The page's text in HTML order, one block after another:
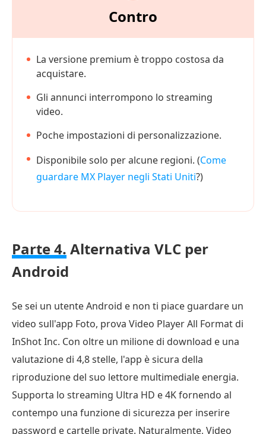
Contro
La versione premium è troppo costosa da
acquistare.
Gli annunci interrompono lo streaming
video.
Poche impostazioni di personalizzazione.
Disponibile solo per alcune regioni. (Come
guardare MX Player negli Stati Uniti?)
Parte 4. Alternativa VLC per
Android
Se sei un utente Android e non ti piace guardare un
video sull'app Foto, prova Video Player All Format di
InShot Inc. Con oltre un milione di download e una
valutazione di 4,8 stelle, l'app è sicura della
riproduzione del suo lettore multimediale energia.
Supporta lo streaming Ultra HD e 4K fornendo al
contempo una funzione di sicurezza per inserire
password e cartelle private. Naturalmente, Video